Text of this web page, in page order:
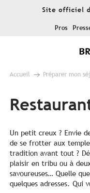
Site officiel
Pros
Accueil Préparer mon
Un petit creux ? Envie
de se frotter aux
tradition avant tout ?
plaisir en tribu ou à
savoureuses… Quelle
quelques adresses. Qui